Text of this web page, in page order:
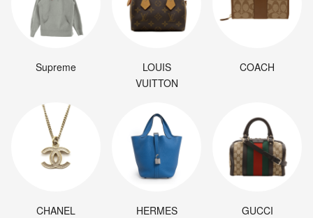
Supreme
LOUIS
VUITTON
COACH
CHANEL HERMES GUCCI